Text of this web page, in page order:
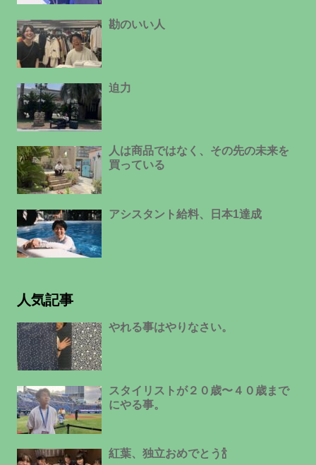
勘のいい人
迫力
人は商品ではなく、その先の未来を
買っている
アシスタント給料、日本1達成
人気記事
やれる事はやりなさい。
スタイリストが２０歳〜４０歳まで
にやる事。
紅葉、独立おめでとう🍾